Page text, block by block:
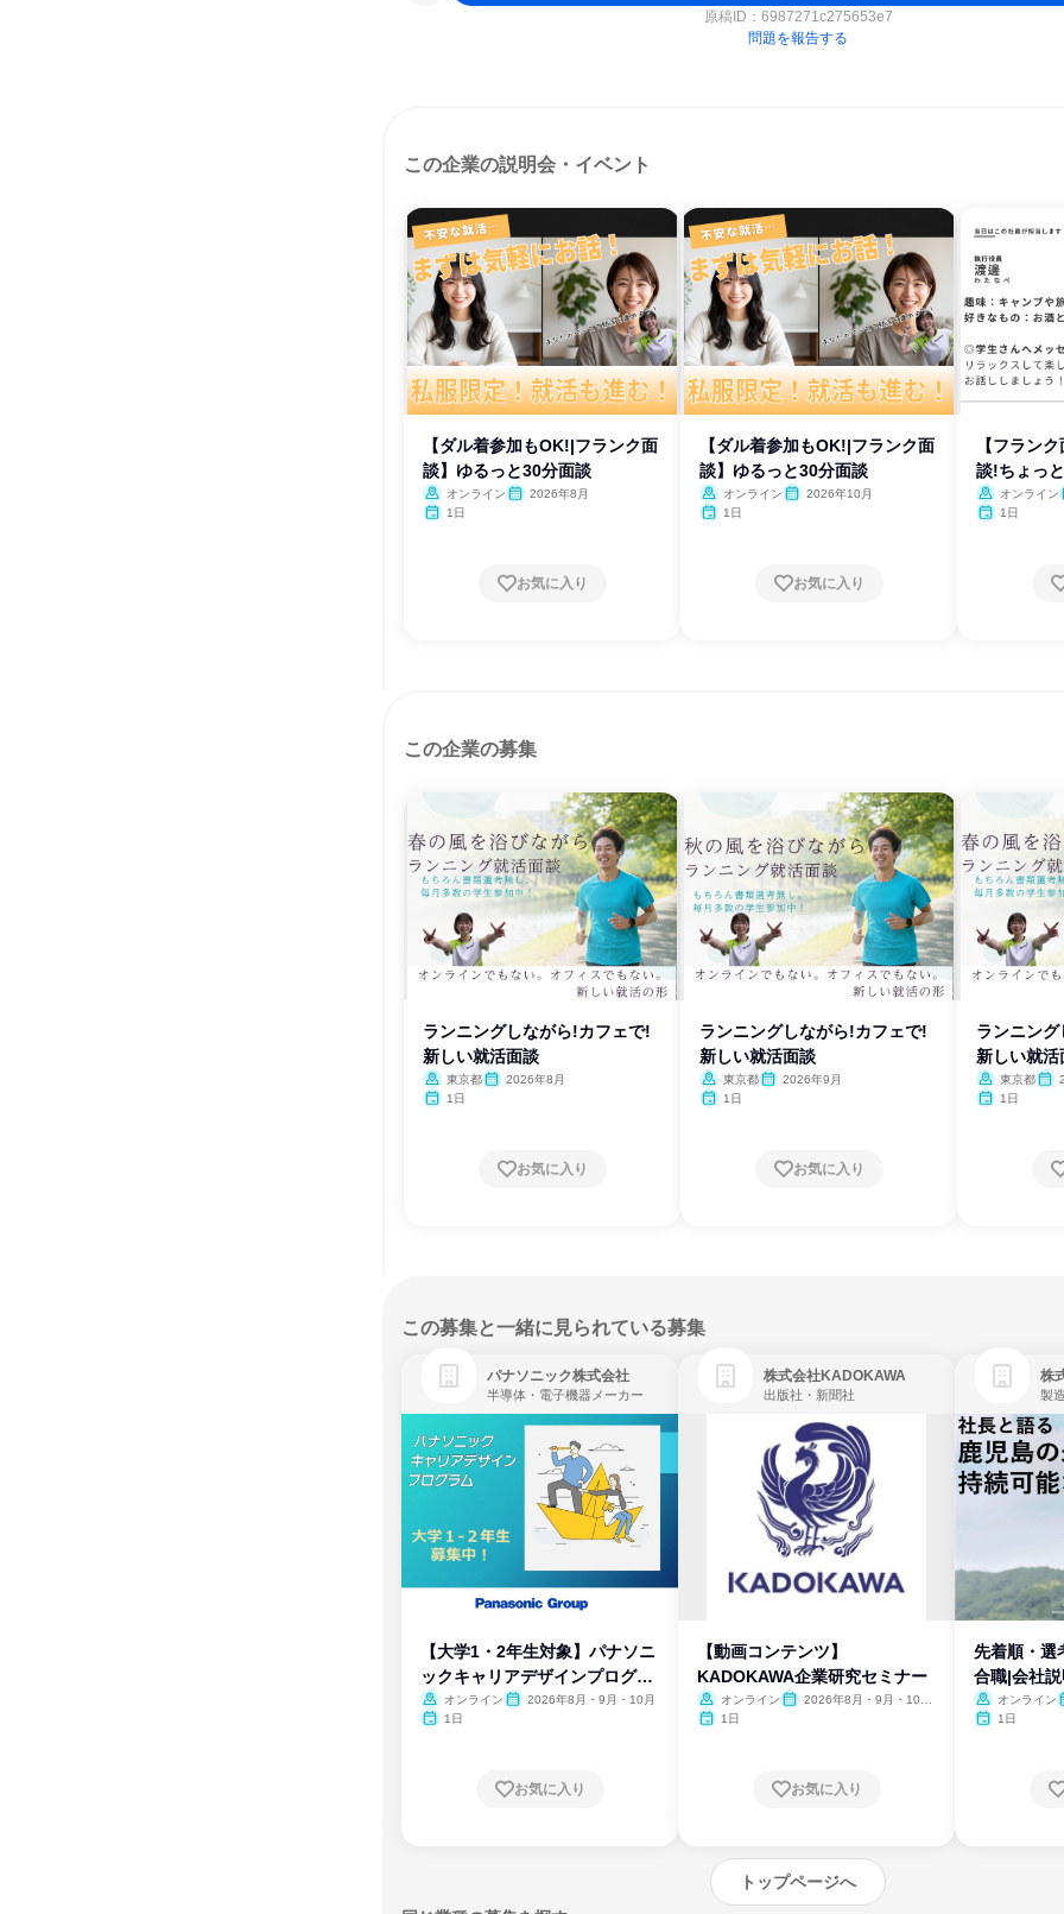
原稿ID： 6987271c275653e7
問題を報告する
この企業の説明会・イベント
【ダル着参加もOK!|フランク面
談】ゆるっと30分面談
オンライン
2026年8月
1日
お気に入り
【ダル着参加もOK!|フランク面
談】ゆるっと30分面談
オンライン
2026年10月
1日
お気に入り
【フラン
談!ちょっ
オンライン
1日
この企業の募集
ランニングしながら!カフェで!
新しい就活面談
東京都
2026年8月
1日
お気に入り
ランニングしながら!カフェで!
新しい就活面談
東京都
2026年9月
1日
お気に入り
ランニン
新しい就活
東京都
1日
この募集と一緒に見られている募集
パナソニック株式会社
半導体・電子機器メーカー
【大学1・2年生対象】パナソニ
ックキャリアデザインプログラ
ム
オンライン
2026年8月・9月・10月
1日
お気に入り
株式会社KADOKAWA
出版社・新聞社
【動画コンテンツ】
KADOKAWA企業研究セミナー
オンライン
2026年8月・9月・10
1日
お気に入り
株
製
先着順・選
合職|会社
オンライン
1日
トップページへ